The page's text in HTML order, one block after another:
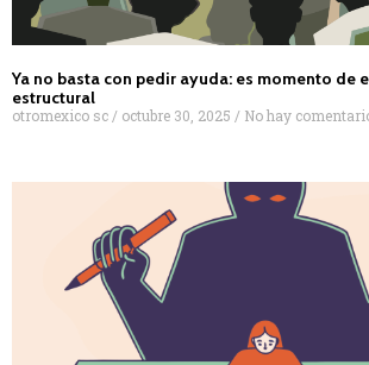
Ya no basta con pedir ayuda: es momento de
estructural
otromexico sc octubre 30, 2025 No hay